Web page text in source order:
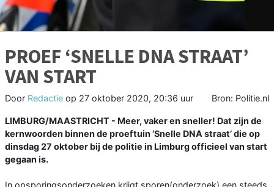
PROEF ‘SNELLE DNA STRAAT’
VAN START
Door Redactie op 27 oktober 2020, 20:36 uur Bron: Politie.nl
LIMBURG/MAASTRICHT - Meer, vaker en sneller! Dat zijn de
kernwoorden binnen de proeftuin ‘Snelle DNA straat’ die op
dinsdag 27 oktober bij de politie in Limburg officieel van start
gegaan is.
In opsporingsonderzoeken krijgt sporen(onderzoek) een steeds